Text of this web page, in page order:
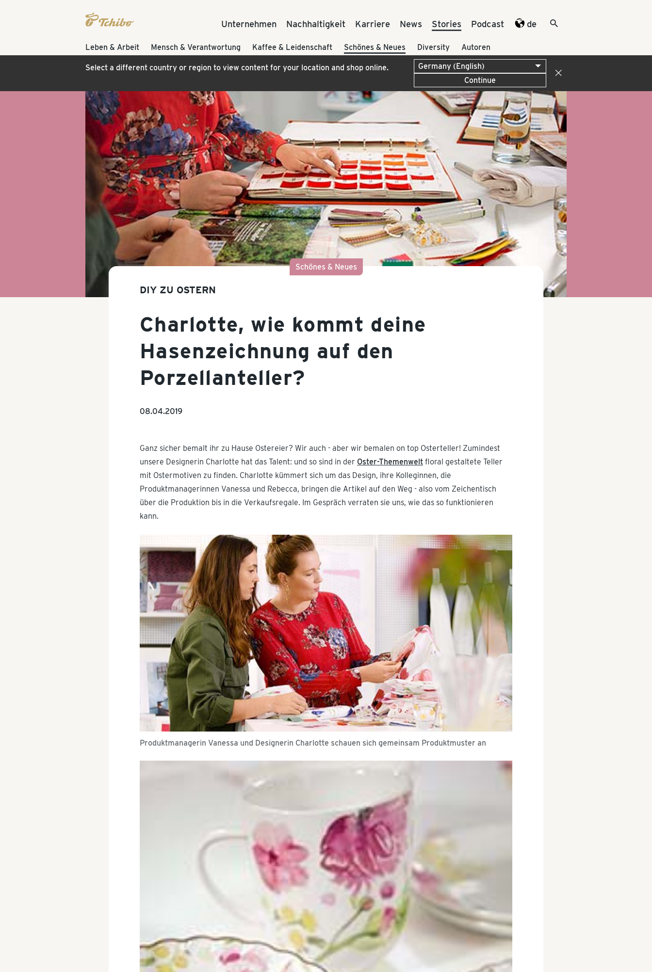
Unternehmen Nachhaltigkeit Karriere News Stories Podcast de
Leben & Arbeit Mensch & Verantwortung Kaffee & Leidenschaft Schönes & Neues Diversity Autoren
Select a different country or region to view content for your location and shop online.
Continue
Schönes & Neues
DIY ZU OSTERN
Charlotte, wie kommt deine
Hasenzeichnung auf den
Porzellanteller?
08.04.2019
Ganz sicher bemalt ihr zu Hause Ostereier? Wir auch - aber wir bemalen on top Osterteller! Zumindest
unsere Designerin Charlotte hat das Talent: und so sind in der Oster-Themenwelt floral gestaltete Teller
mit Ostermotiven zu finden. Charlotte kümmert sich um das Design, ihre Kolleginnen, die
Produktmanagerinnen Vanessa und Rebecca, bringen die Artikel auf den Weg - also vom Zeichentisch
über die Produktion bis in die Verkaufsregale. Im Gespräch verraten sie uns, wie das so funktionieren
kann.
Produktmanagerin Vanessa und Designerin Charlotte schauen sich gemeinsam Produktmuster an